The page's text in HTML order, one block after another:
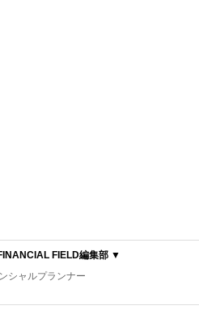
FIELD編集部 ▼
シャルプランナー
編集部は、金融、経済に関する記事を